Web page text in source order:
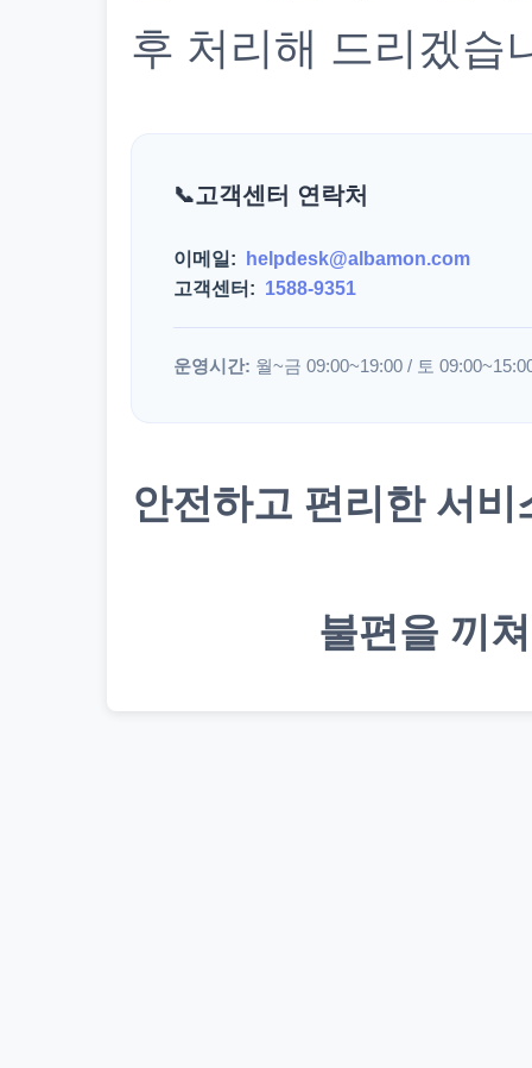
후 처리해 드리겠습
고객센터 연락처
이메일:
helpdesk@albamon.com
고객센터: 1588-9351
운영시간: 월~금 09:00~19:00 / 토
안전하고 편리한 서
불편을 끼